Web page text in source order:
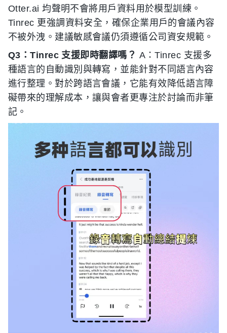
Otter.ai 均聲明不會將用戶資料用於模型訓練。
Tinrec 更強調資料安全，確保企業用戶的會議內容
不被外洩。建議敏感會議仍須遵循公司資安規範。
Q3：Tinrec 支援即時翻譯嗎？ A：Tinrec 支援多
種語言的自動識別與轉寫，並能針對不同語言內容
進行整理。對於跨語言會議，它能有效降低語言障
礙帶來的理解成本，讓與會者更專注於討論而非筆
記。